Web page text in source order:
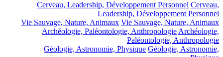
Cerveau, Leadership, Développement Personnel Cerveau,
Leadership, Développement Personnel
Vie Sauvage, Nature, Animaux Vie Sauvage, Nature, Animaux
Archéologie, Paléontologie, AnthropologieArchéologie,
Paléontologie, Anthropologie
Géologie, Astronomie, Physique Géologie, Astronomie,